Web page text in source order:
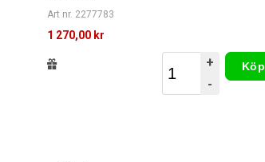
Art nr. 2277783
1 270,00 kr
+
-
Köp